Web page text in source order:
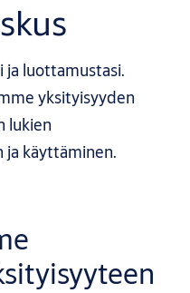
luottamustasi.
yksityisyyden
lukien
ja käyttäminen.